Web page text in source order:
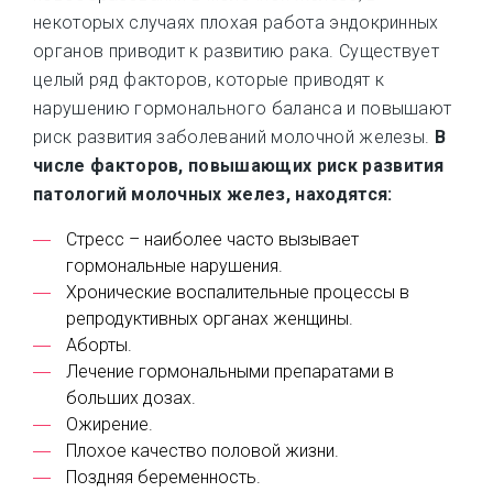
некоторых случаях плохая работа эндокринных
органов приводит к развитию рака. Существует
целый ряд факторов, которые приводят к
нарушению гормонального баланса и повышают
риск развития заболеваний молочной железы. В
числе факторов, повышающих риск развития
патологий молочных желез, находятся:
Стресс – наиболее часто вызывает
гормональные нарушения.
Хронические воспалительные процессы в
репродуктивных органах женщины.
Аборты.
Лечение гормональными препаратами в
больших дозах.
Ожирение.
Плохое качество половой жизни.
Поздняя беременность.